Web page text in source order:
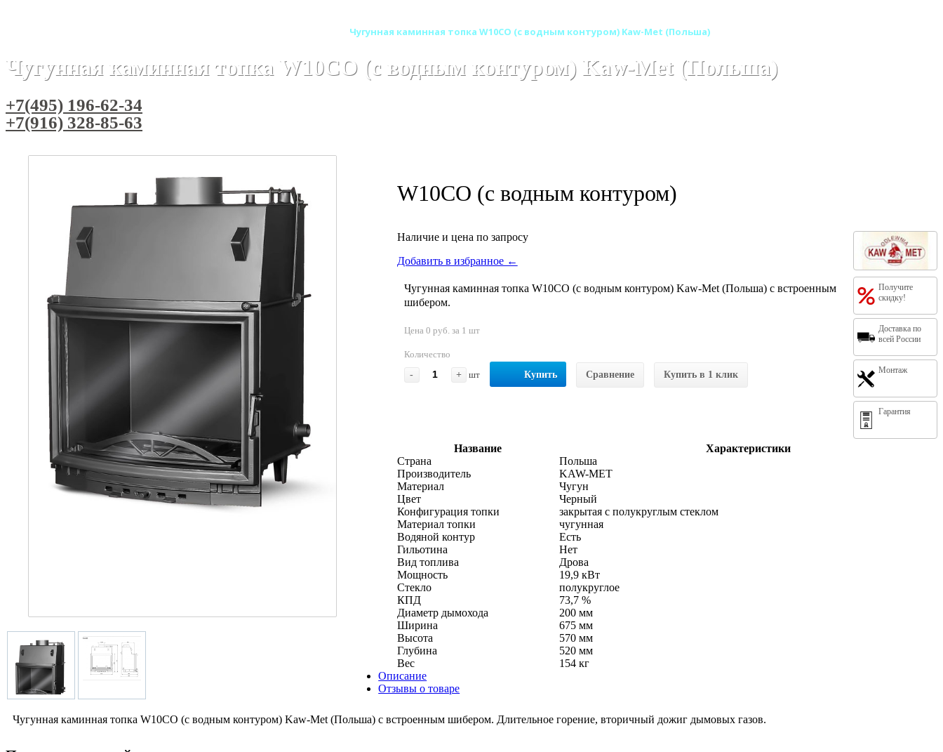
Чугунная каминная топка W10CO (с водным контуром) Kaw-Met (Польша)
Чугунная каминная топка W10CO (с водным контуром) Kaw-Met (Польша)
+7(495) 196-62-34
+7(916) 328-85-63
W10CO (с водным контуром)
Получите
скидку!
Доставка по
всей России
Монтаж
Гарантия
Наличие и цена по запросу
Добавить в избранное ←
Чугунная каминная топка W10CO (с водным контуром) Kaw-Met (Польша) с встроенным
шибером.
Цена 0 руб. за 1 шт
Количество
-
+ шт Купить Сравнение Купить в 1 клик
Название
Характеристики
Страна
Польша
Производитель
KAW-MET
Материал
Чугун
Цвет
Черный
Конфигурация топки
закрытая с полукруглым стеклом
Материал топки
чугунная
Водяной контур
Есть
Гильотина
Нет
Вид топлива
Дрова
Мощность
19,9 кВт
Стекло
полукруглое
КПД
73,7 %
Диаметр дымохода
200 мм
Ширина
675 мм
Высота
570 мм
Глубина
520 мм
Вес
154 кг
Описание
Отзывы о товаре
Чугунная каминная топка W10CO (с водным контуром) Kaw-Met (Польша) с встроенным шибером. Длительное горение, вторичный дожиг дымовых газов.